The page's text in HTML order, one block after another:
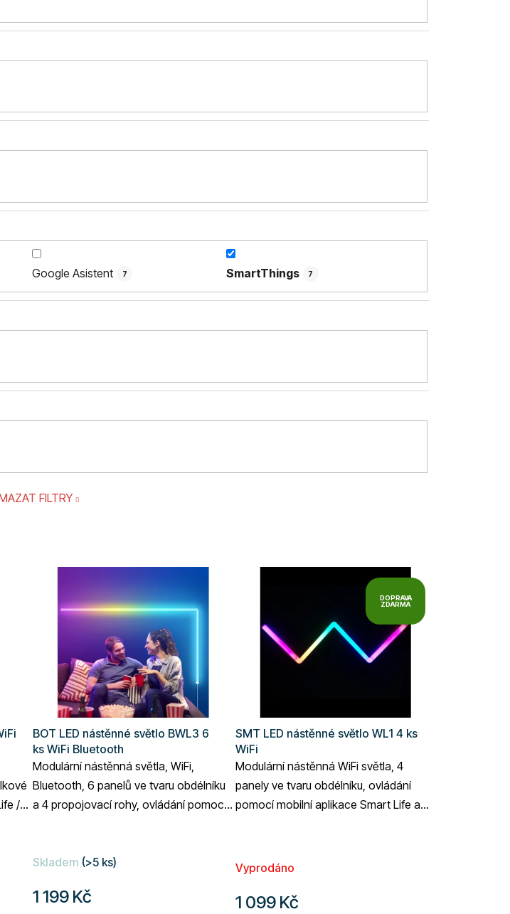
Google Asistent 7 SmartThings 7
FILTRY
/
BOT LED nástěnné světlo BWL3 6
ks WiFi Bluetooth
Modulární nástěnná světla, WiFi,
Bluetooth, 6 panelů ve tvaru obdélníku
a 4 propojovací rohy, ovládání pomocí
hodnocení
je
Skladem (>5 ks)
1 199 Kč
DOPRAVA
ZDARMA
SMT LED nástěnné světlo WL1 4 ks
WiFi
Modulární nástěnná WiFi světla, 4
panely ve tvaru obdélníku, ovládání
pomocí mobilní aplikace Smart Life a
Vyprodáno
1 099 Kč